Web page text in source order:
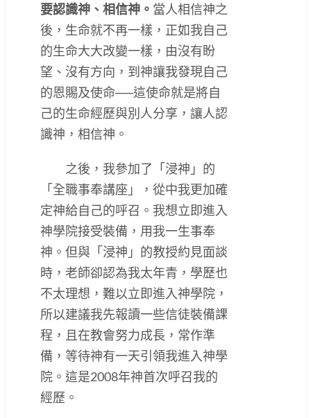
要認識神、相信神。 當人相信神之
後，生命就不再一樣，正如我自己
的生命大大改變一樣，由沒有盼
望、沒有方向，到神讓我發現自己
的恩賜及使命──這使命就是將自
己的生命經歷與別人分享，讓人認
識神，相信神。
之後，我參加了「浸神」的
「全職事奉講座」，從中我更加確
定神給自己的呼召。我想立即進入
神學院接受裝備，用我一生事奉
神。但與「浸神」的教授約見面談
時，老師卻認為我太年青，學歷也
不太理想，難以立即進入神學院，
所以建議我先報讀一些信徒裝備課
程，且在教會努力成長，常作準
備，等待神有一天引領我進入神學
院。這是2008年神首次呼召我的
經歷。